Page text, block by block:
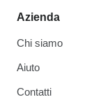
Azienda
Chi siamo
Aiuto
Contatti